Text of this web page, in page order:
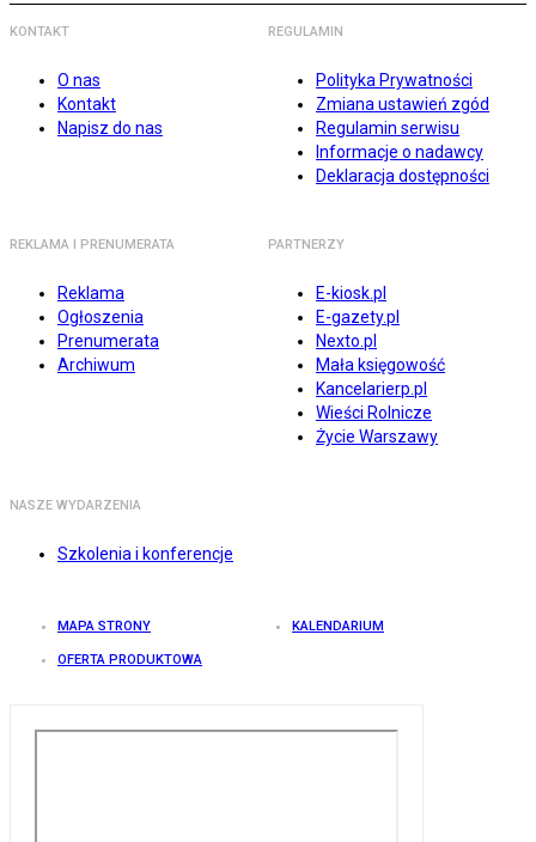
KONTAKT
O nas
Kontakt
Napisz do nas
REGULAMIN
Polityka Prywatności
Zmiana ustawień zgód
Regulamin serwisu
Informacje o nadawcy
Deklaracja dostępności
REKLAMA I PRENUMERATA
Reklama
Ogłoszenia
Prenumerata
Archiwum
PARTNERZY
E-kiosk.pl
E-gazety.pl
Nexto.pl
Mała księgowość
Kancelarierp.pl
Wieści Rolnicze
Życie Warszawy
NASZE WYDARZENIA
Szkolenia i konferencje
MAPA STRONY KALENDARIUM
OFERTA PRODUKTOWA